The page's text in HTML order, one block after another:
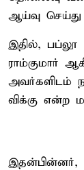
ஆய்வு
இதில், பப்லூ
ராம்குமார்
அவர்களிடம்
விக்கு என்ற
இதன்பின்னர்,